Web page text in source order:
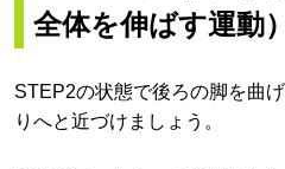
全体を伸ばす運動）
STEP2の状態で後ろの脚を曲
りへと近づけましょう。